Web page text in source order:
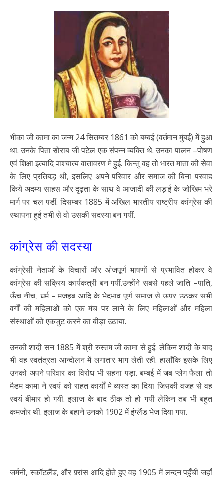
भीका जी कामा का जन्म 24 सितम्बर 1861 को बम्बई (वर्तमान मुंबई) में हुआ
था. उनके पिता सोराब जी पटेल एक संपन्न व्यक्ति थे. उनका पालन –पोषण
एवं शिक्षा इत्यादि पाश्चात्य वातावरण में हुई. किन्तु वह तो भारत माता की सेवा
के लिए प्रतिबद्ध थी, इसलिए अपने परिवार और समाज की बिना परवाह
किये अदम्य साहस और दृढ़ता के साथ वे आजादी की लड़ाई के जोखिम भरे
मार्ग पर चल पडीं. दिसम्बर 1885 में अखिल भारतीय राष्ट्रीय कांग्रेस की
स्थापना हुई तभी से वो उसकी सदस्या बन गयीं.
कांग्रेस की सदस्या
कांग्रेसी नेताओं के विचारों और ओजपूर्ण भाषणों से प्रभावित होकर वे
कांग्रेस की सक्रिय कार्यकत्री बन गयीं.उन्होंने सबसे पहले जाति –पाति,
ऊँच नीच, धर्म – मजहब आदि के भेदभाव पूर्ण समाज से ऊपर उठकर सभी
वर्गों की महिलाओं को एक मंच पर लाने के लिए महिलाओं और महिला
संस्थाओं को एकजुट करने का बीड़ा उठाया.
उनकी शादी सन 1885 में श्री रुस्तम जी कामा से हुई. लेकिन शादी के बाद
भी वह स्वतंत्रता आन्दोलन में लगातार भाग लेती रहीं. हालाँकि इसके लिए
उनको अपने परिवार का विरोध भी सहना पड़ा. बम्बई में जब प्लेग फैला तो
मैडम कामा ने स्वयं को राहत कार्यों में व्यस्त का दिया जिसकी वजह से वह
स्वयं बीमार हो गयी. इलाज के बाद ठीक तो हो गयी लेकिन तब भी बहुत
कमजोर थी. इलाज के बहाने उनको 1902 में इंग्लैंड भेज दिया गया.
जर्मनी, स्कॉटलैंड, और फ़्रांस आदि होते हुए वह 1905 में लन्दन पहुँची जहाँ